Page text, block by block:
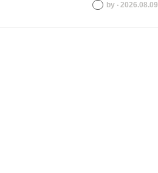
by ‧ 2026.08.09